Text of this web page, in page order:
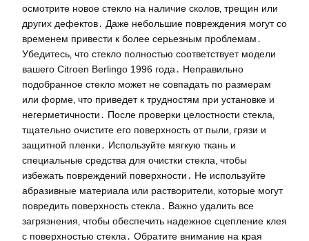
осмотрите новое стекло на наличие сколов‚ трещин или
других дефектов․ Даже небольшие повреждения могут со
временем привести к более серьезным проблемам․
Убедитесь‚ что стекло полностью соответствует модели
вашего Citroen Berlingo 1996 года․ Неправильно
подобранное стекло может не совпадать по размерам
или форме‚ что приведет к трудностям при установке и
негерметичности․ После проверки целостности стекла‚
тщательно очистите его поверхность от пыли‚ грязи и
защитной пленки․ Используйте мягкую ткань и
специальные средства для очистки стекла‚ чтобы
избежать повреждений поверхности․ Не используйте
абразивные материала или растворители‚ которые могут
повредить поверхность стекла․ Важно удалить все
загрязнения‚ чтобы обеспечить надежное сцепление клея
с поверхностью стекла․ Обратите внимание на края